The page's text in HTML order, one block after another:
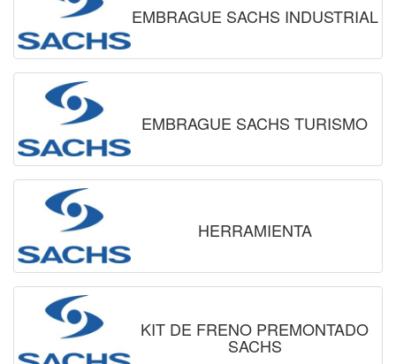
EMBRAGUE SACHS INDUSTRIAL
EMBRAGUE SACHS TURISMO
HERRAMIENTA
KIT DE FRENO PREMONTADO
SACHS